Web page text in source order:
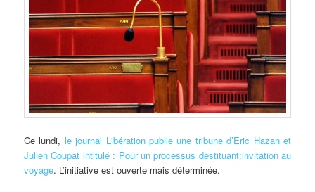
Celundi, le journal Libération publie une tribune d’Eric Hazan et
Julien Coupat intitulé : Pour un processus destituant:invitation au
voyage. L’initiative est ouverte mais déterminée.